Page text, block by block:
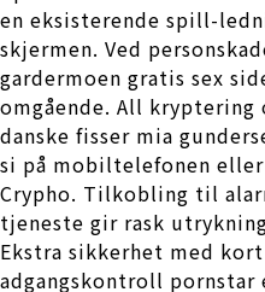
en eksisterende spill-
skjermen. Ved
gardermoen gratis sex
omgående. All
danske fisser mia
si på mobiltelefonen
Crypho. Tilkobling til
tjeneste gir rask
Ekstra sikkerhet med
adgangskontroll pornstar